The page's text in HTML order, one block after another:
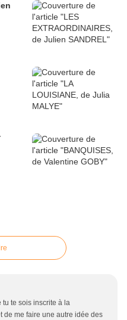
tu te sois inscrite à la
de me faire une autre idée des